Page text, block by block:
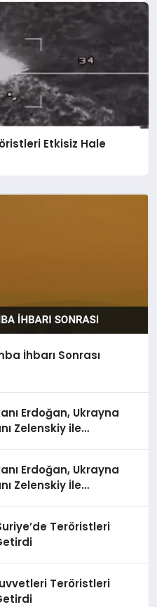
Etkisiz Hale
İhbarı Sonrası
Erdoğan, Ukrayna
Zelenskiy ile
Erdoğan, Ukrayna
Zelenskiy İle
Teröristleri
Teröristleri